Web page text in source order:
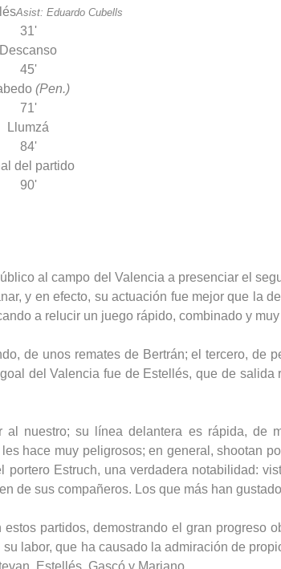
Asist: Eduardo Cubells
31'
Descanso
45'
(Pen.)
71'
Llumzá
84'
del partido
90'
al campo del Valencia a presenciar el
y en efecto, su actuación fue mejor que la
a relucir un juego rápido, combinado y
de unos remates de Bertrán; el tercero, de
del Valencia fue de Estellés, que de
nuestro; su línea delantera es rápida, de
hace muy peligrosos; en general, shootan
portero Estruch, una verdadera notabilidad:
de sus compañeros. Los que más han
partidos, demostrando el gran progreso
labor, que ha causado la admiración de
Estellés, Gascó y Mariano.